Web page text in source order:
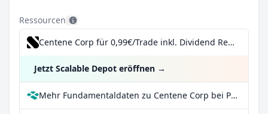
Ressourcen
Centene Corp für 0,99€/Trade inkl. Dividend Reinvestment Plan
Jetzt Scalable Depot eröffnen →
Mehr Fundamentaldaten zu Centene Corp bei Parqet